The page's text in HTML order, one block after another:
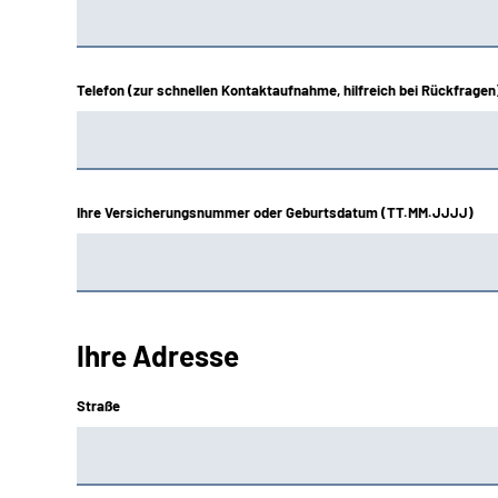
Telefon (zur schnellen Kontaktaufnahme, hilfreich bei
Ihre Versicherungsnummer oder Geburtsdatum (TT.MM.JJJJ)
Ihre Adresse
Straße